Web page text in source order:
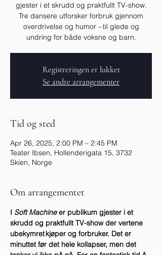
gjester i et skrudd og praktfullt TV-show.
Tre dansere utforsker forbruk gjennom
overdrivelse og humor – til glede og
undring for både voksne og barn.
Registreringen er lukket
Se andre arrangementer
Tid og sted
Apr 26, 2025, 2:00 PM – 2:45 PM
Teater Ibsen, Hollenderigata 15, 3732
Skien, Norge
Om arrangementet
I Soft Machine er publikum gjester i et
skrudd og praktfullt TV-show der vertene
ubekymret kjøper og forbruker. Det er
minuttet før det hele kollapser, men det